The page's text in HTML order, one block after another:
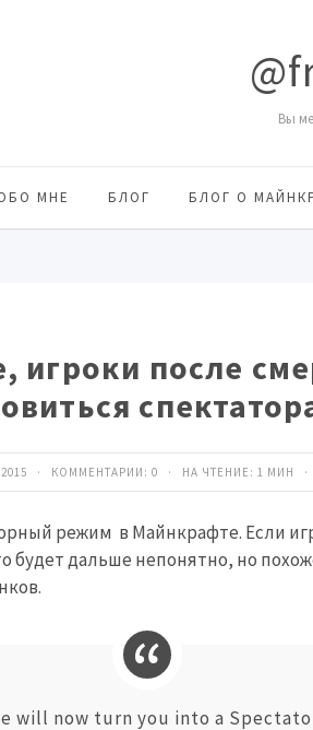
Вы
МНЕ БЛОГ БЛОГ О
игроки после
· КОММЕНТАРИИ: 0 · НА ЧТЕНИЕ: 1 МИН
режим в Майнкрафте. Если
будет дальше непонятно, но
will now turn you into a